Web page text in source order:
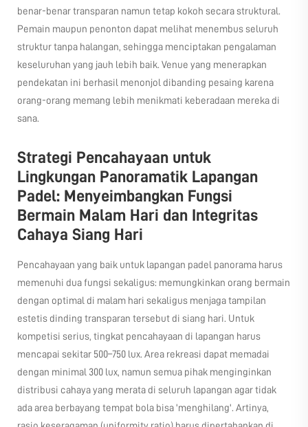
benar-benar transparan namun tetap kokoh secara struktural.
Pemain maupun penonton dapat melihat menembus seluruh
struktur tanpa halangan, sehingga menciptakan pengalaman
keseluruhan yang jauh lebih baik. Venue yang menerapkan
pendekatan ini berhasil menonjol dibanding pesaing karena
orang-orang memang lebih menikmati keberadaan mereka di
sana.
Strategi Pencahayaan untuk
Lingkungan Panoramatik Lapangan
Padel: Menyeimbangkan Fungsi
Bermain Malam Hari dan Integritas
Cahaya Siang Hari
Pencahayaan yang baik untuk lapangan padel panorama harus
memenuhi dua fungsi sekaligus: memungkinkan orang bermain
dengan optimal di malam hari sekaligus menjaga tampilan
estetis dinding transparan tersebut di siang hari. Untuk
kompetisi serius, tingkat pencahayaan di lapangan harus
mencapai sekitar 500–750 lux. Area rekreasi dapat memadai
dengan minimal 300 lux, namun semua pihak menginginkan
distribusi cahaya yang merata di seluruh lapangan agar tidak
ada area berbayang tempat bola bisa 'menghilang'. Artinya,